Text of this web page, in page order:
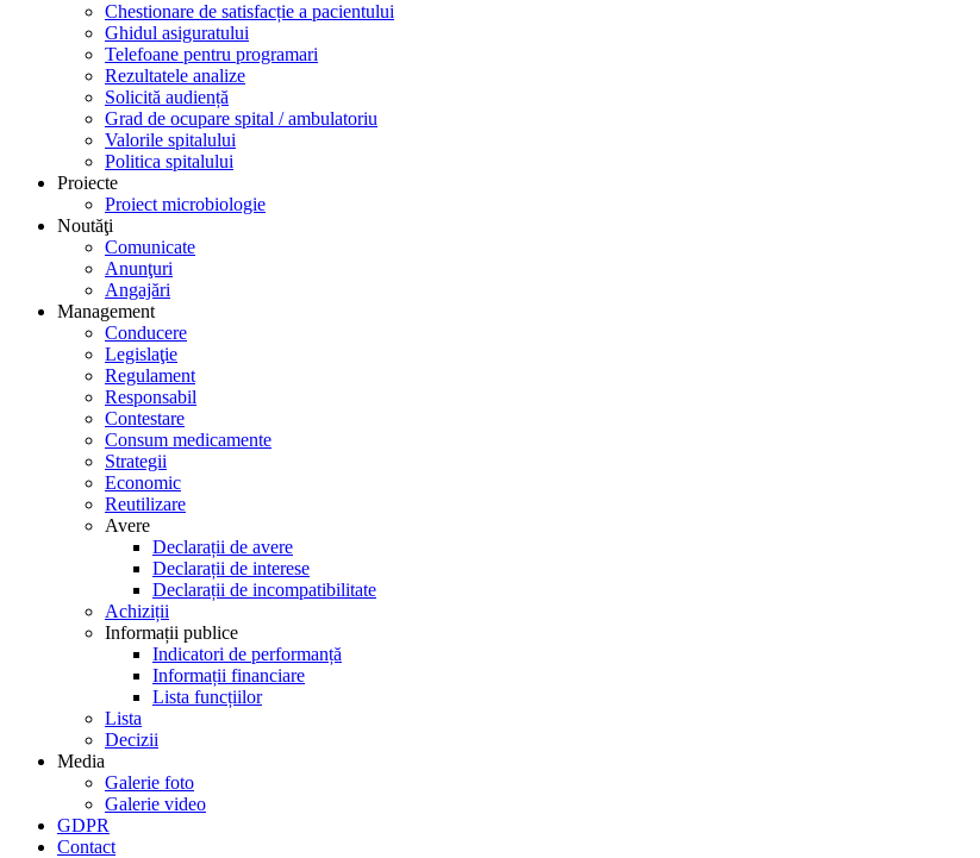
Chestionare de satisfacție a pacientului
Ghidul asiguratului
Telefoane pentru programari
Rezultatele analize
Solicită audiență
Grad de ocupare spital / ambulatoriu
Valorile spitalului
Politica spitalului
Proiecte
Proiect microbiologie
Noutăţi
Comunicate
Anunţuri
Angajări
Management
Conducere
Legislaţie
Regulament
Responsabil
Contestare
Consum medicamente
Strategii
Economic
Reutilizare
Avere
Declarații de avere
Declarații de interese
Declarații de incompatibilitate
Achiziții
Informații publice
Indicatori de performanță
Informații financiare
Lista funcțiilor
Lista
Decizii
Media
Galerie foto
Galerie video
GDPR
Contact